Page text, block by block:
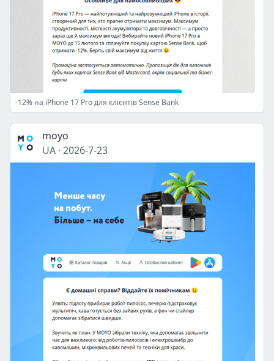
-12% на iPhone 17 Pro для клієнтів Sense Bank
moyo
UA · 2026-7-23